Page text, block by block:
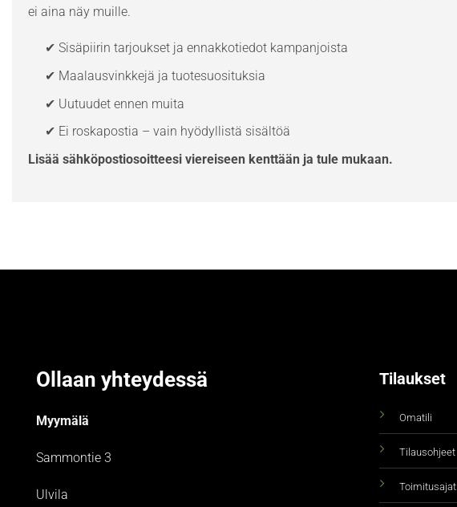
ei aina näy muille.
✔ Sisäpiirin tarjoukset ja ennakkotiedot kampanjoista
✔ Maalausvinkkejä ja tuotesuosituksia
✔ Uutuudet ennen muita
✔ Ei roskapostia – vain hyödyllistä sisältöä
Lisää sähköpostiosoitteesi viereiseen kenttään ja tule mukaan.
Ollaan yhteydessä
Myymälä
Sammontie 3
Ulvila
Tilaukset
Omatili
Tilausohjeet
Toimitusajat